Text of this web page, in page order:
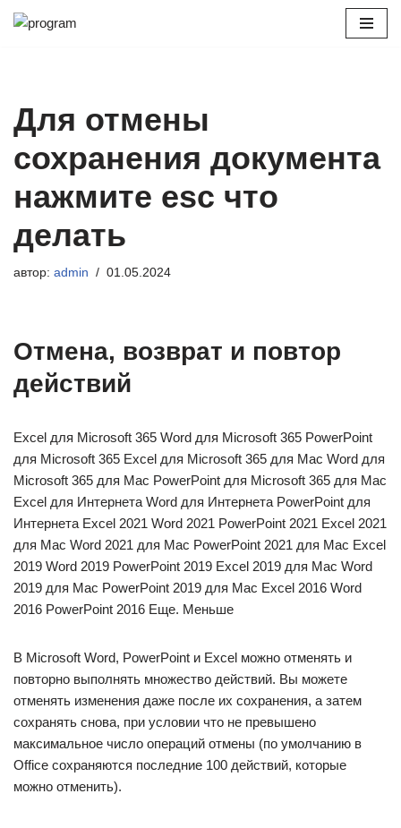
Для отмены
сохранения документа
нажмите esc что
делать
автор: admin 01.05.2024
Отмена, возврат и повтор
действий
Excel для Microsoft 365 Word для Microsoft 365 PowerPoint
для Microsoft 365 Excel для Microsoft 365 для Mac Word для
Microsoft 365 для Mac PowerPoint для Microsoft 365 для Mac
Excel для Интернета Word для Интернета PowerPoint для
Интернета Excel 2021 Word 2021 PowerPoint 2021 Excel 2021
для Mac Word 2021 для Mac PowerPoint 2021 для Mac Excel
2019 Word 2019 PowerPoint 2019 Excel 2019 для Mac Word
2019 для Mac PowerPoint 2019 для Mac Excel 2016 Word
2016 PowerPoint 2016 Еще. Меньше
В Microsoft Word, PowerPoint и Excel можно отменять и
повторно выполнять множество действий. Вы можете
отменять изменения даже после их сохранения, а затем
сохранять снова, при условии что не превышено
максимальное число операций отмены (по умолчанию в
Office сохраняются последние 100 действий, которые
можно отменить).